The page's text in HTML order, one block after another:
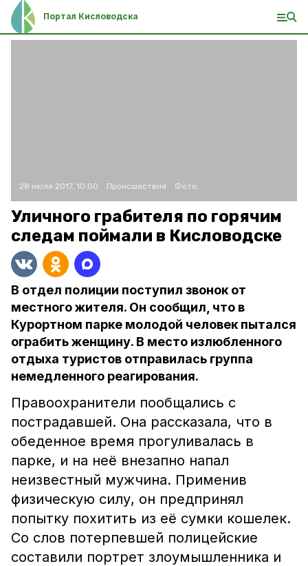
Портал Кисловодска
28 июля 2017, 10:00 Происшествия Фото:
Уличного грабителя по горячим
следам поймали в Кисловодске
В отдел полиции поступил звонок от
местного жителя. Он сообщил, что в
Курортном парке молодой человек пытался
ограбить женщину. В место излюбленного
отдыха туристов отправилась группа
немедленного реагирования.
Правоохранители пообщались с
пострадавшей. Она рассказала, что в
обеденное время прогуливалась в
парке, и на неё внезапно напал
неизвестный мужчина. Применив
физическую силу, он предпринял
попытку похитить из её сумки кошелек.
Со слов потерпевшей полицейские
составили портрет злоумышленника и